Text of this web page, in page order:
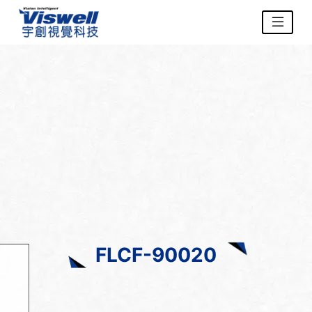
FLCF-90020